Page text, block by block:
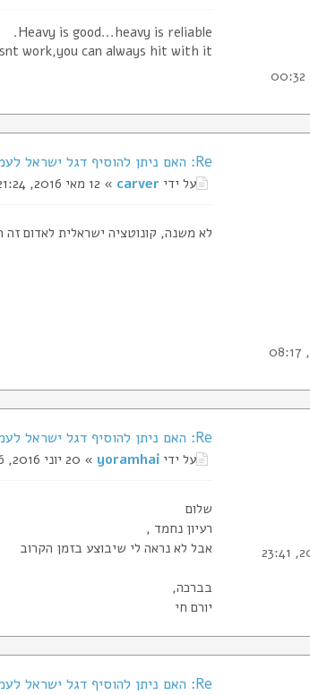
Heavy is good...heavy is reliable.
work,you can always hit with it.
Re: האם ניתן להוסיף דגל ישראל לעמוד הבית ?
על ידיcarver » 12 מאי 2016, 21:24
לא משנה, קונוטציה ישראלית לאדום זה
Re: האם ניתן להוסיף דגל ישראל לעמוד הבית ?
על ידיyoramhai » 20 יוני 2016, 11:16
שלום
רעיון נחמד ,
אבל לא נראה לי שיבוצע בזמן הקרוב
בברכה,
יורם חי
Re: האם ניתן להוסיף דגל ישראל לעמוד הבית ?